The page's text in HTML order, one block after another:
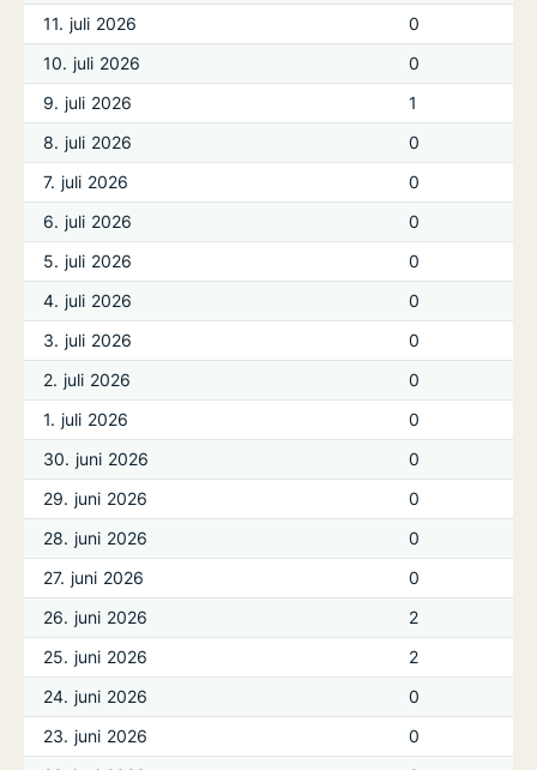
11. juli 2026
0
10. juli 2026
0
9. juli 2026
1
8. juli 2026
0
7. juli 2026
0
6. juli 2026
0
5. juli 2026
0
4. juli 2026
0
3. juli 2026
0
2. juli 2026
0
1. juli 2026
0
30. juni 2026
0
29. juni 2026
0
28. juni 2026
0
27. juni 2026
0
26. juni 2026
2
25. juni 2026
2
24. juni 2026
0
23. juni 2026
0